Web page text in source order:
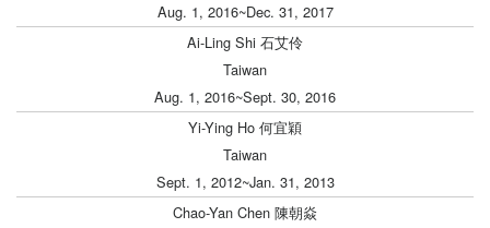
Aug. 1, 2016~Dec. 31, 2017
Ai-Ling Shi 石艾伶
Taiwan
Aug. 1, 2016~Sept. 30, 2016
Yi-Ying Ho 何宜穎
Taiwan
Sept. 1, 2012~Jan. 31, 2013
Chao-Yan Chen 陳朝焱